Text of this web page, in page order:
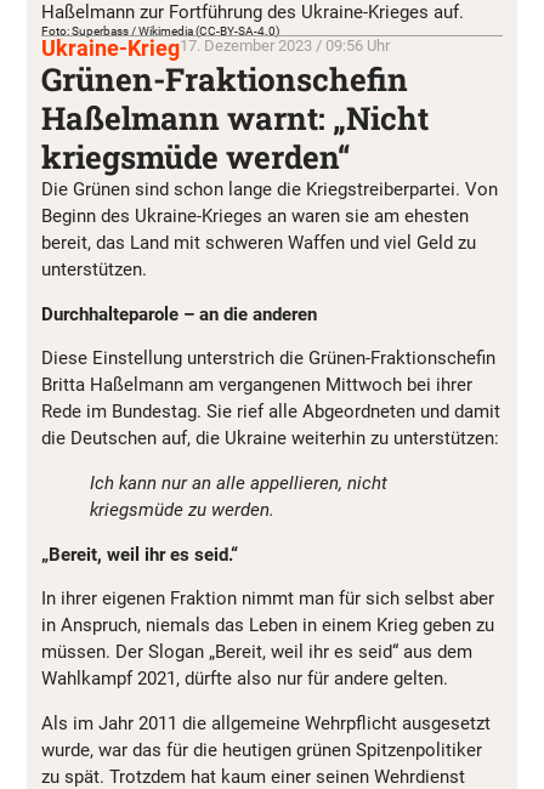
Haßelmann zur Fortführung des Ukraine-Krieges auf.
Foto: Superbass / Wikimedia (CC-BY-SA-4.0)
Ukraine-Krieg17. Dezember 2023 / 09:56 Uhr
Grünen-Fraktionschefin
Haßelmann warnt: „Nicht
kriegsmüde werden“
Die Grünen sind schon lange die Kriegstreiberpartei. Von
Beginn des Ukraine-Krieges an waren sie am ehesten
bereit, das Land mit schweren Waffen und viel Geld zu
unterstützen.
Durchhalteparole – an die anderen
Diese Einstellung unterstrich die Grünen-Fraktionschefin
Britta Haßelmann am vergangenen Mittwoch bei ihrer
Rede im Bundestag. Sie rief alle Abgeordneten und damit
die Deutschen auf, die Ukraine weiterhin zu unterstützen:
Ich kann nur an alle appellieren, nicht
kriegsmüde zu werden.
„Bereit, weil ihr es seid.“
In ihrer eigenen Fraktion nimmt man für sich selbst aber
in Anspruch, niemals das Leben in einem Krieg geben zu
müssen. Der Slogan „Bereit, weil ihr es seid“ aus dem
Wahlkampf 2021, dürfte also nur für andere gelten.
Als im Jahr 2011 die allgemeine Wehrpflicht ausgesetzt
wurde, war das für die heutigen grünen Spitzenpolitiker
zu spät. Trotzdem hat kaum einer seinen Wehrdienst